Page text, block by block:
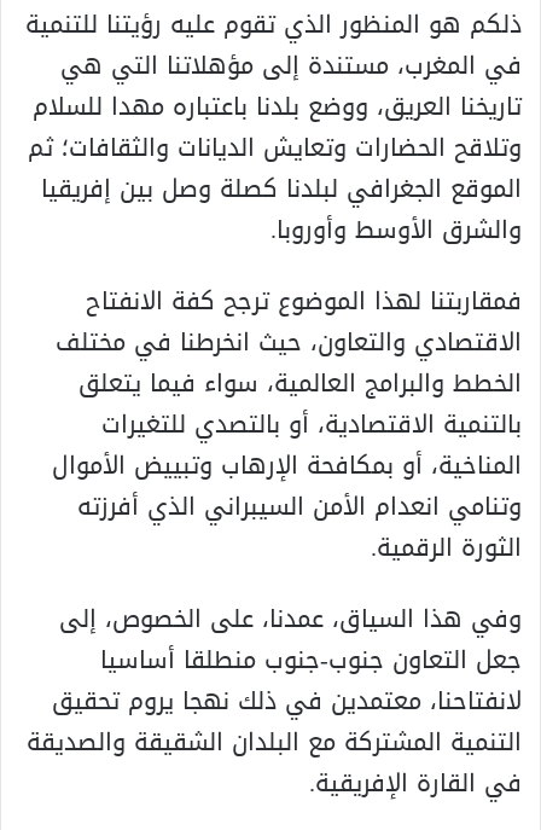
ذلكم هو المنظور الذي تقوم عليه رؤيتنا للتنمية
في المغرب، مستندة إلى مؤهلاتنا التي هي
تاريخنا العريق، ووضع بلدنا باعتباره مهدا للسلام
وتلاقح الحضارات وتعايش الديانات والثقافات؛ ثم
الموقع الجغرافي لبلدنا كصلة وصل بين إفريقيا
والشرق الأوسط وأوروبا.
فمقاربتنا لهذا الموضوع ترجح كفة الانفتاح
الاقتصادي والتعاون، حيث انخرطنا في مختلف
الخطط والبرامج العالمية، سواء فيما يتعلق
بالتنمية الاقتصادية، أو بالتصدي للتغيرات
المناخية، أو بمكافحة الإرهاب وتبييض الأموال
وتنامي انعدام الأمن السيبراني الذي أفرزته
الثورة الرقمية.
وفي هذا السياق، عمدنا، على الخصوص، إلى
جعل التعاون جنوب-جنوب منطلقا أساسيا
لانفتاحنا، معتمدين في ذلك نهجا يروم تحقيق
التنمية المشتركة مع البلدان الشقيقة والصديقة
في القارة الإفريقية.